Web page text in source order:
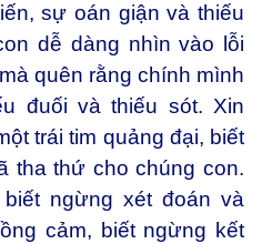
sự oán giận và thiếu
dễ dàng nhìn vào lỗi
quên rằng chính mình
đuối và thiếu sót. Xin
trái tim quảng đại, biết
tha thứ cho chúng con.
ngừng xét đoán và
cảm, biết ngừng kết